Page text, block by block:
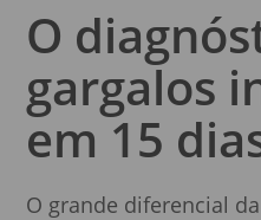
O
gargalos
em 15
O grande diferencial